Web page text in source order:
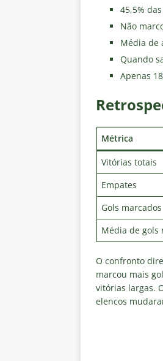
45,5%
Não
Média de
Quando
Apenas
Métrica
Vitórias totais
Empates
Gols marcados
Média de gols
O confronto
marcou mais
vitórias largas.
elencos